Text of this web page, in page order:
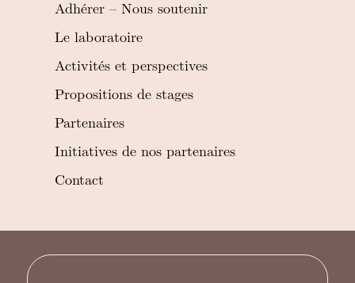
Adhérer – Nous soutenir
Le laboratoire
Activités et perspectives
Propositions de stages
Partenaires
Initiatives de nos partenaires
Contact